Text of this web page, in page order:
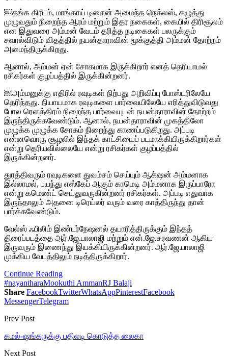
￼தங்க கிரீடம், மாங்காய் டிசைன் அமைந்த நெக்லஸ், கழுத்து
முழுவதும் நிறைந்த ஆரம் மற்றும் இதர நகைகள், கையில் திரிசூலம்
என இதுவரை அம்மன் வேடம் தரித்த நடிகைகள் பலருக்கும்
சவால்விடும் விதத்தில் நயன்தாராவின் மூக்குத்தி அம்மன் தோற்றம்
அமைந்திருக்கிறது.
ஆனால், அம்மன் ஏன் சோகமாக இருக்கிறார் எனத் தெரியாமல்
ரசிகர்கள் குழப்பத்தில் இருக்கின்றனர்.
￼அம்மனுக்கு எதிரில் ரவுடிகள் நிற்பது அறிவிப்பு போஸ்டரிலேயே
தெரிந்தது. நியாயமாக ரவுடிகளை பார்வையிலேயே எரித்துவிடுவது
போல ரௌத்திரம் நிறைந்த பார்வையுடன் நயன்தாராவின் தோற்றம்
இருந்திருக்கவேண்டும். ஆனால், நயன்தாராவின் முகத்திலோ
முழுக்க முழுக்க சோகம் நிறைந்து காணப்படுகிறது. அப்படி
என்னவொரு சூழலில் இந்தக் காட்சியைப் படமாக்கியிருக்கிறார்கள்
என்று தெரியவில்லையே என்று ரசிகர்கள் குழப்பத்தில்
இருக்கின்றனர்.
துரத்திவரும் ரவுடிகளை துவம்சம் செய்யும் ஆக்‌ஷன் அம்மனாக
இல்லாமல், பயந்து எஸ்கேப் ஆகும் காமெடி அம்மனாக இருப்பாரோ
என்று கமெண்ட் செய்துவருகின்றனர் ரசிகர்கள். அப்படி எதுவாக
இருந்தாலும் அதனை டிரெய்லர் வரும் வரை காத்திருந்து தான்
பார்க்கவேண்டும்.
வேல்ஸ் ஃபிலிம் இண்டர்நேஷனல் தயாரித்திருக்கும் இந்தத்
திரைப்படத்தை ஆர்.ஜே.பாலாஜி மற்றும் என்.ஜே.சரவணன் ஆகிய
இருவரும் இணைந்து இயக்கியிருக்கின்றனர். ஆர்.ஜே.பாலாஜி
முக்கிய வேடத்திலும் நடித்திருக்கிறார்.
Continue Reading
#nayantharaMookuthi AmmanRJ Balaji
Share FacebookTwitterWhatsAppPinterestFacebook
MessengerTelegram
Prev Post
கமல்-ஷங்கருக்கு பதிலடி கொடுத்த லைகா
Next Post